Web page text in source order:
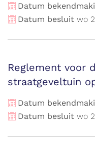
Datum
Datum besluit wo
Reglement voor
straatgeveltuin
Datum
Datum besluit wo